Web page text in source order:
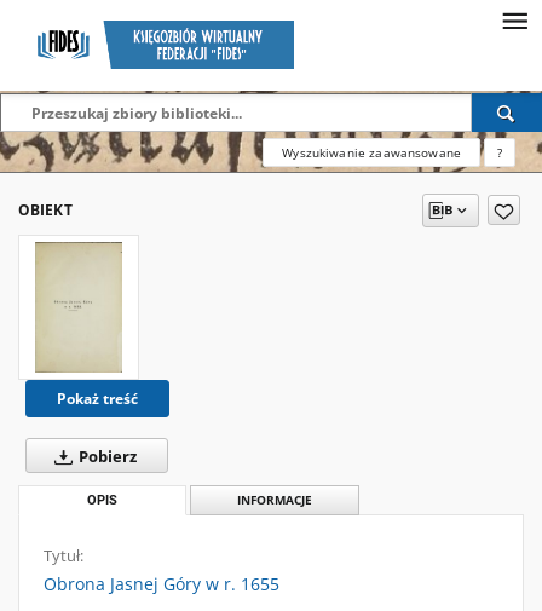
Wyszukiwanie zaawansowane ?
OBIEKT
Pokaż treść
Pobierz
OPIS INFORMACJE
Tytuł:
Obrona Jasnej Góry w r. 1655